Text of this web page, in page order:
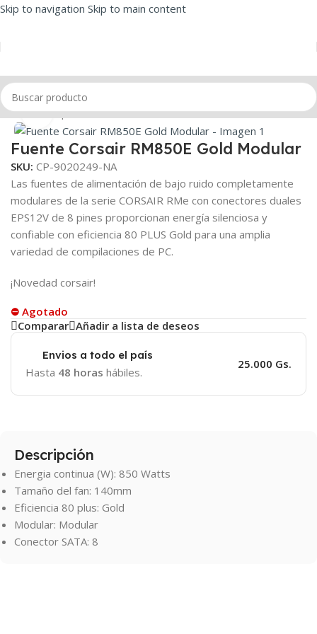
Skip to navigation Skip to main content
Inicio/Componentes/Fuentes
Click to enlarge
Fuente Corsair RM850E Gold Modular
SKU: CP-9020249-NA
Las fuentes de alimentación de bajo ruido completamente
modulares de la serie CORSAIR RMe con conectores duales
EPS12V de 8 pines proporcionan energía silenciosa y
confiable con eficiencia 80 PLUS Gold para una amplia
variedad de compilaciones de PC.
¡Novedad corsair!
⛔ Agotado
Comparar Añadir a lista de deseos
Envios a todo el país
Hasta 48 horas hábiles.
25.000 Gs.
Descripción
Energia continua (W): 850 Watts
Tamaño del fan: 140mm
Eficiencia 80 plus: Gold
Modular: Modular
Conector SATA: 8